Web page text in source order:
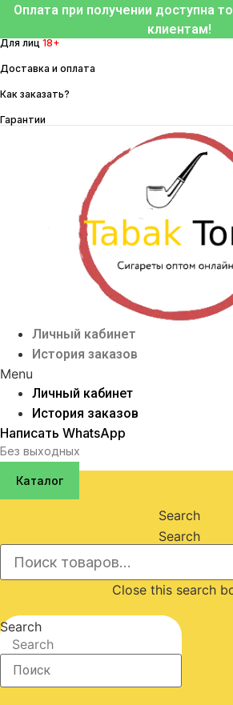
Перейти
содержимому
Оплата при получении доступна
клиентам!
Для лиц 18+
Доставка и оплата
Как заказать?
Гарантии
Личный кабинет
История заказов
Menu
Личный кабинет
История заказов
Написать WhatsApp
Без выходных
Каталог
Search
Search
Close this search
Search
Search